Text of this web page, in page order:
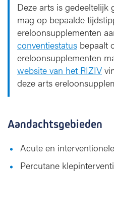
Deze arts is gedeeltelijk
mag op bepaalde
ereloonsupplementen
conventiestatus bepaalt
ereloonsupplementen
website van het RIZIV
deze arts
Aandachtsgebieden
Acute en
Percutane